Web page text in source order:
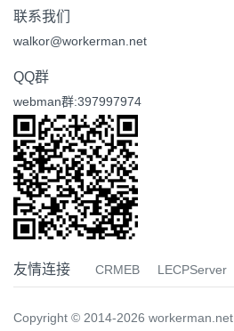
联系我们
walkor@workerman.net
QQ群
webman群:397997974
友情连接 CRMEB LECPServer
Copyright © 2014-2026 workerman.net